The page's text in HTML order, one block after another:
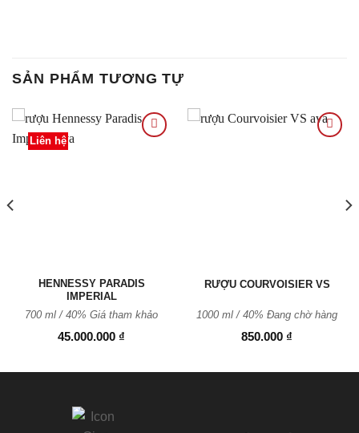
SẢN PHẨM TƯƠNG TỰ
Liên hệ
HENNESSY PARADIS
IMPERIAL
45.000.000 ₫
700 ml / 40% Giá tham khảo
RƯỢU COURVOISIER VS
850.000 ₫
1000 ml / 40% Đang chờ hàng